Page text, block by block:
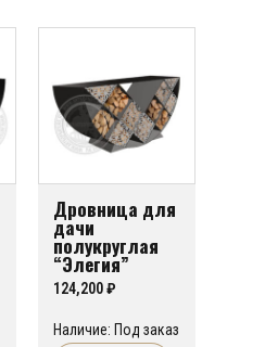
Дровница для
дачи
полукруглая
“Элегия”
124,200₽
Наличие: Под заказ